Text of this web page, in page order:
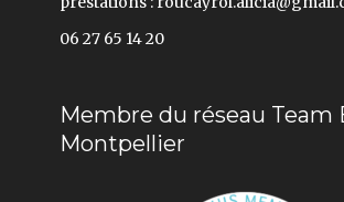
06 27 65 14 20
Membre du réseau Team
Montpellier